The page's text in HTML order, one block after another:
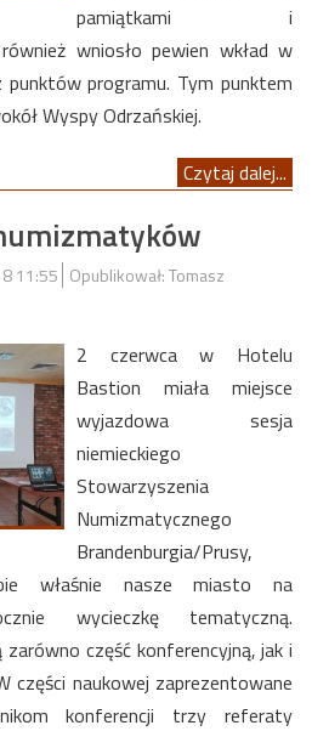
pamiątkami i
wniosło pewien wkład w
punktów programu. Tym punktem
Wyspy Odrzańskiej.
Czytaj dalej...
11:55 Opublikował: Tomasz
2 czerwca w Hotelu
Bastion miała miejsce
wyjazdowa sesja
niemieckiego
Stowarzyszenia
Numizmatycznego
Brandenburgia/Prusy,
właśnie nasze miasto na
wycieczkę tematyczną.
część konferencyjną, jak i
części naukowej zaprezentowane
konferencji trzy referaty